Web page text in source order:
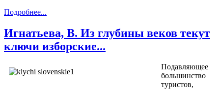
Подробнее...
Игнатьева, В. Из глубины веков текут
ключи изборские...
Подавляющее
большинство
туристов,